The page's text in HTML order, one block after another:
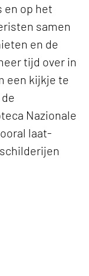
en op het
samen
en de
tijd over in
een kijkje te
Nazionale
laat-